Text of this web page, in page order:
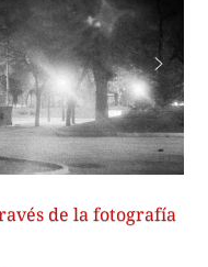
de la fotografía